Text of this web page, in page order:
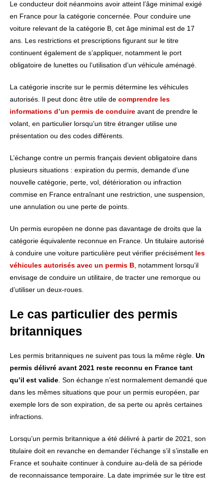
Le conducteur doit néanmoins avoir atteint l’âge minimal exigé
en France pour la catégorie concernée. Pour conduire une
voiture relevant de la catégorie B, cet âge minimal est de 17
ans. Les restrictions et prescriptions figurant sur le titre
continuent également de s’appliquer, notamment le port
obligatoire de lunettes ou l’utilisation d’un véhicule aménagé.
La catégorie inscrite sur le permis détermine les véhicules
autorisés. Il peut donc être utile de comprendre les
informations d’un permis de conduire avant de prendre le
volant, en particulier lorsqu’un titre étranger utilise une
présentation ou des codes différents.
L’échange contre un permis français devient obligatoire dans
plusieurs situations : expiration du permis, demande d’une
nouvelle catégorie, perte, vol, détérioration ou infraction
commise en France entraînant une restriction, une suspension,
une annulation ou une perte de points.
Un permis européen ne donne pas davantage de droits que la
catégorie équivalente reconnue en France. Un titulaire autorisé
à conduire une voiture particulière peut vérifier précisément les
véhicules autorisés avec un permis B , notamment lorsqu’il
envisage de conduire un utilitaire, de tracter une remorque ou
d’utiliser un deux-roues.
Le cas particulier des permis
britanniques
Les permis britanniques ne suivent pas tous la même règle. Un
permis délivré avant 2021 reste reconnu en France tant
qu’il est valide . Son échange n’est normalement demandé que
dans les mêmes situations que pour un permis européen, par
exemple lors de son expiration, de sa perte ou après certaines
infractions.
Lorsqu’un permis britannique a été délivré à partir de 2021, son
titulaire doit en revanche en demander l’échange s’il s’installe en
France et souhaite continuer à conduire au-delà de sa période
de reconnaissance temporaire. La date imprimée sur le titre est